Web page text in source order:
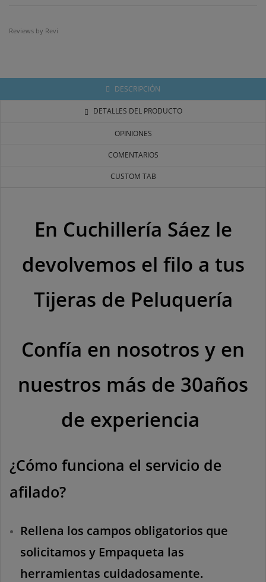
Reviews by Revi
DESCRIPCIÓN
DETALLES DEL PRODUCTO
OPINIONES
COMENTARIOS
CUSTOM TAB
En Cuchillería Sáez le
devolvemos el filo a tus
Tijeras de Peluquería
Confía en nosotros y en
nuestros más de 30años
de experiencia
¿Cómo funciona el servicio de
afilado?
Rellena los campos obligatorios que
solicitamos y Empaqueta las
herramientas cuidadosamente.
add_circle_outline
((TITLE))
INICIAR SESIÓN
Debe iniciar sesión para guardar productos en su lista
de deseos.